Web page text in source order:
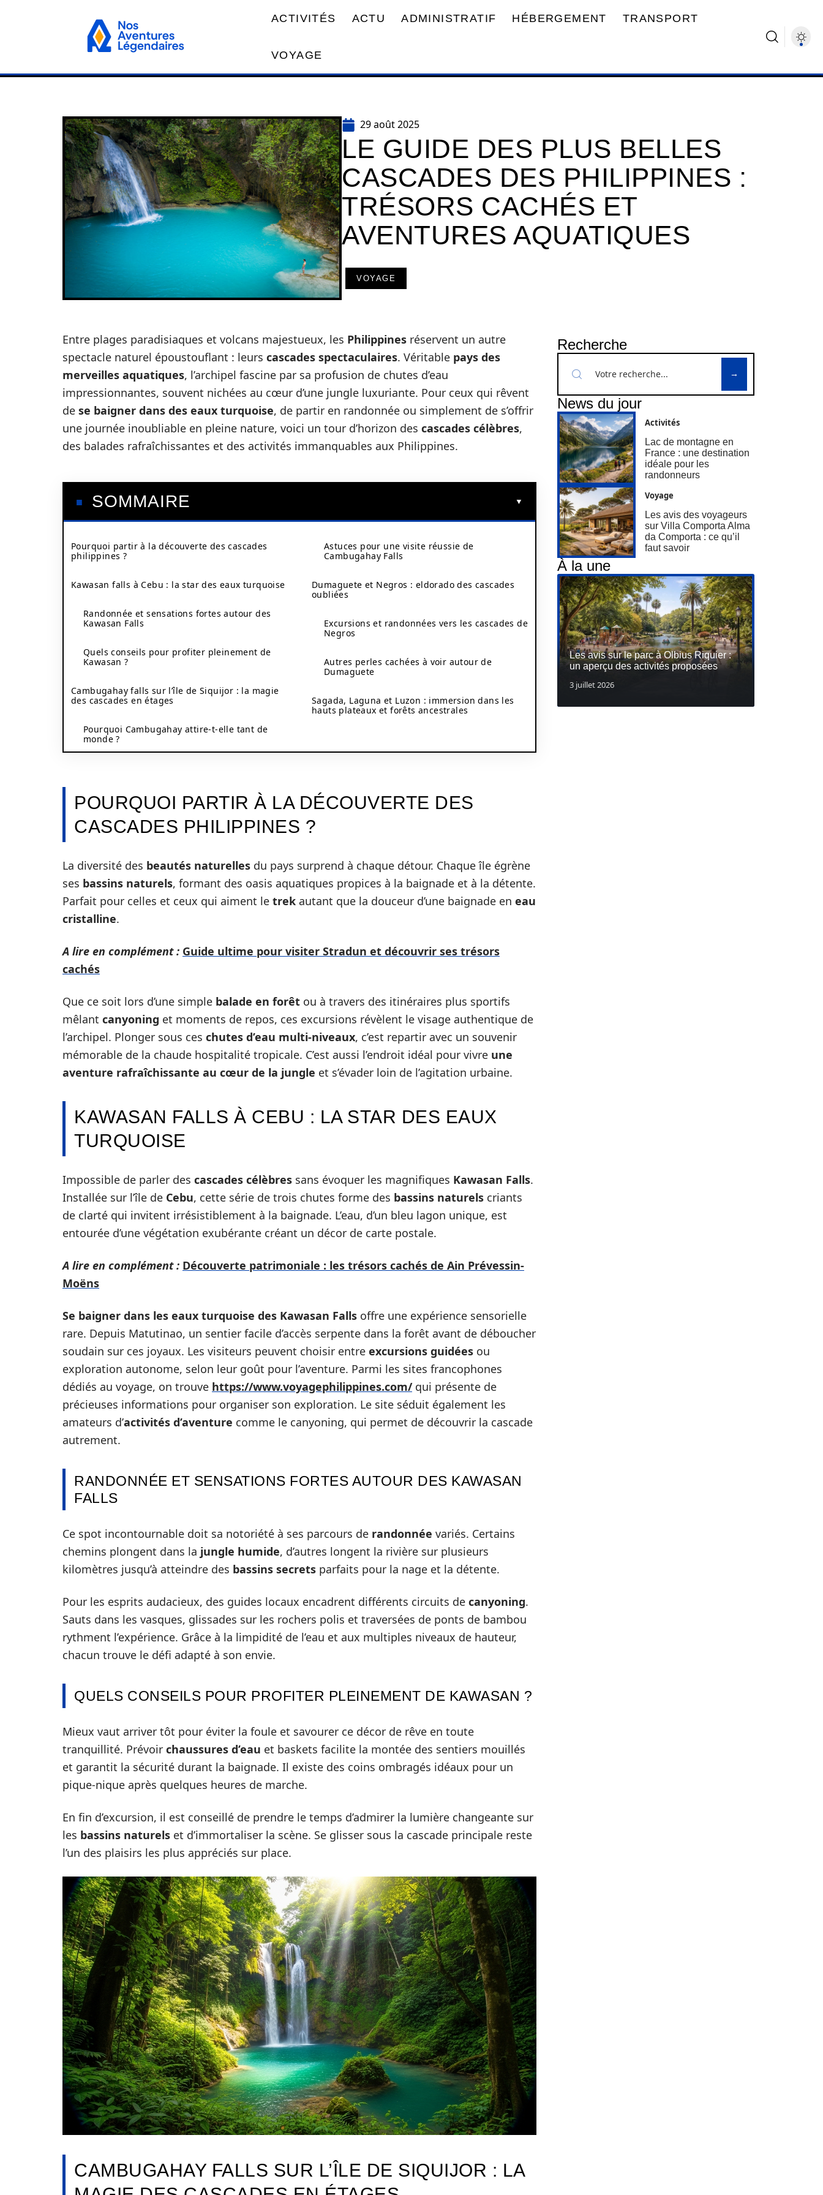
ACTIVITÉS ACTU ADMINISTRATIF HÉBERGEMENT TRANSPORT
VOYAGE
29 août 2025
LE GUIDE DES PLUS BELLES
CASCADES DES PHILIPPINES :
TRÉSORS CACHÉS ET
AVENTURES AQUATIQUES
VOYAGE
Entre plages paradisiaques et volcans majestueux, les Philippines réservent un autre
spectacle naturel époustouflant : leurs cascades spectaculaires. Véritable pays des
merveilles aquatiques, l’archipel fascine par sa profusion de chutes d’eau
impressionnantes, souvent nichées au cœur d’une jungle luxuriante. Pour ceux qui rêvent
de se baigner dans des eaux turquoise, de partir en randonnée ou simplement de s’offrir
une journée inoubliable en pleine nature, voici un tour d’horizon des cascades célèbres,
des balades rafraîchissantes et des activités immanquables aux Philippines.
SOMMAIRE
Pourquoi partir à la découverte des cascades
philippines ?
Kawasan falls à Cebu : la star des eaux turquoise
Randonnée et sensations fortes autour des
Kawasan Falls
Quels conseils pour profiter pleinement de
Kawasan ?
Cambugahay falls sur l’île de Siquijor : la magie
des cascades en étages
Pourquoi Cambugahay attire-t-elle tant de
monde ?
Astuces pour une visite réussie de
Cambugahay Falls
Dumaguete et Negros : eldorado des cascades
oubliées
Excursions et randonnées vers les cascades de
Negros
Autres perles cachées à voir autour de
Dumaguete
Sagada, Laguna et Luzon : immersion dans les
hauts plateaux et forêts ancestrales
POURQUOI PARTIR À LA DÉCOUVERTE DES
CASCADES PHILIPPINES ?
La diversité des beautés naturelles du pays surprend à chaque détour. Chaque île égrène
ses bassins naturels, formant des oasis aquatiques propices à la baignade et à la détente.
Parfait pour celles et ceux qui aiment le trek autant que la douceur d’une baignade en eau
cristalline.
A lire en complément : Guide ultime pour visiter Stradun et découvrir ses trésors
cachés
Que ce soit lors d’une simple balade en forêt ou à travers des itinéraires plus sportifs
mêlant canyoning et moments de repos, ces excursions révèlent le visage authentique de
l’archipel. Plonger sous ces chutes d’eau multi-niveaux, c’est repartir avec un souvenir
mémorable de la chaude hospitalité tropicale. C’est aussi l’endroit idéal pour vivre une
aventure rafraîchissante au cœur de la jungle et s’évader loin de l’agitation urbaine.
KAWASAN FALLS À CEBU : LA STAR DES EAUX
TURQUOISE
Impossible de parler des cascades célèbres sans évoquer les magnifiques Kawasan Falls.
Installée sur l’île de Cebu, cette série de trois chutes forme des bassins naturels criants
de clarté qui invitent irrésistiblement à la baignade. L’eau, d’un bleu lagon unique, est
entourée d’une végétation exubérante créant un décor de carte postale.
A lire en complément : Découverte patrimoniale : les trésors cachés de Ain Prévessin-
Moëns
Se baigner dans les eaux turquoise des Kawasan Falls offre une expérience sensorielle
rare. Depuis Matutinao, un sentier facile d’accès serpente dans la forêt avant de déboucher
soudain sur ces joyaux. Les visiteurs peuvent choisir entre excursions guidées ou
exploration autonome, selon leur goût pour l’aventure. Parmi les sites francophones
dédiés au voyage, on trouve https://www.voyagephilippines.com/qui présente de
précieuses informations pour organiser son exploration. Le site séduit également les
amateurs d’activités d’aventure comme le canyoning, qui permet de découvrir la cascade
autrement.
RANDONNÉE ET SENSATIONS FORTES AUTOUR DES KAWASAN
FALLS
Ce spot incontournable doit sa notoriété à ses parcours de randonnée variés. Certains
chemins plongent dans la jungle humide, d’autres longent la rivière sur plusieurs
kilomètres jusqu’à atteindre des bassins secrets parfaits pour la nage et la détente.
Pour les esprits audacieux, des guides locaux encadrent différents circuits de canyoning.
Sauts dans les vasques, glissades sur les rochers polis et traversées de ponts de bambou
rythment l’expérience. Grâce à la limpidité de l’eau et aux multiples niveaux de hauteur,
chacun trouve le défi adapté à son envie.
QUELS CONSEILS POUR PROFITER PLEINEMENT DE KAWASAN ?
Mieux vaut arriver tôt pour éviter la foule et savourer ce décor de rêve en toute
tranquillité. Prévoir chaussures d’eau et baskets facilite la montée des sentiers mouillés
et garantit la sécurité durant la baignade. Il existe des coins ombragés idéaux pour un
pique-nique après quelques heures de marche.
En fin d’excursion, il est conseillé de prendre le temps d’admirer la lumière changeante sur
les bassins naturels et d’immortaliser la scène. Se glisser sous la cascade principale reste
l’un des plaisirs les plus appréciés sur place.
CAMBUGAHAY FALLS SUR L’ÎLE DE SIQUIJOR : LA
Recherche
News du jour
Activités
Lac de montagne en
France : une destination
idéale pour les
randonneurs
Voyage
Les avis des voyageurs
sur Villa Comporta Alma
da Comporta : ce qu’il
faut savoir
À la une
Les avis sur le parc à Olbius Riquier :
un aperçu des activités proposées
3 juillet 2026